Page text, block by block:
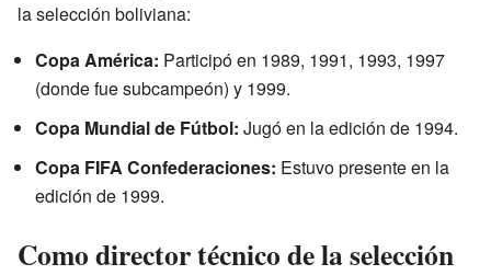
la selección boliviana:
Copa América: Participó en 1989, 1991, 1993, 1997
(donde fue subcampeón) y 1999.
Copa Mundial de Fútbol: Jugó en la edición de 1994.
Copa FIFA Confederaciones: Estuvo presente en la
edición de 1999.
Como director técnico de la selección